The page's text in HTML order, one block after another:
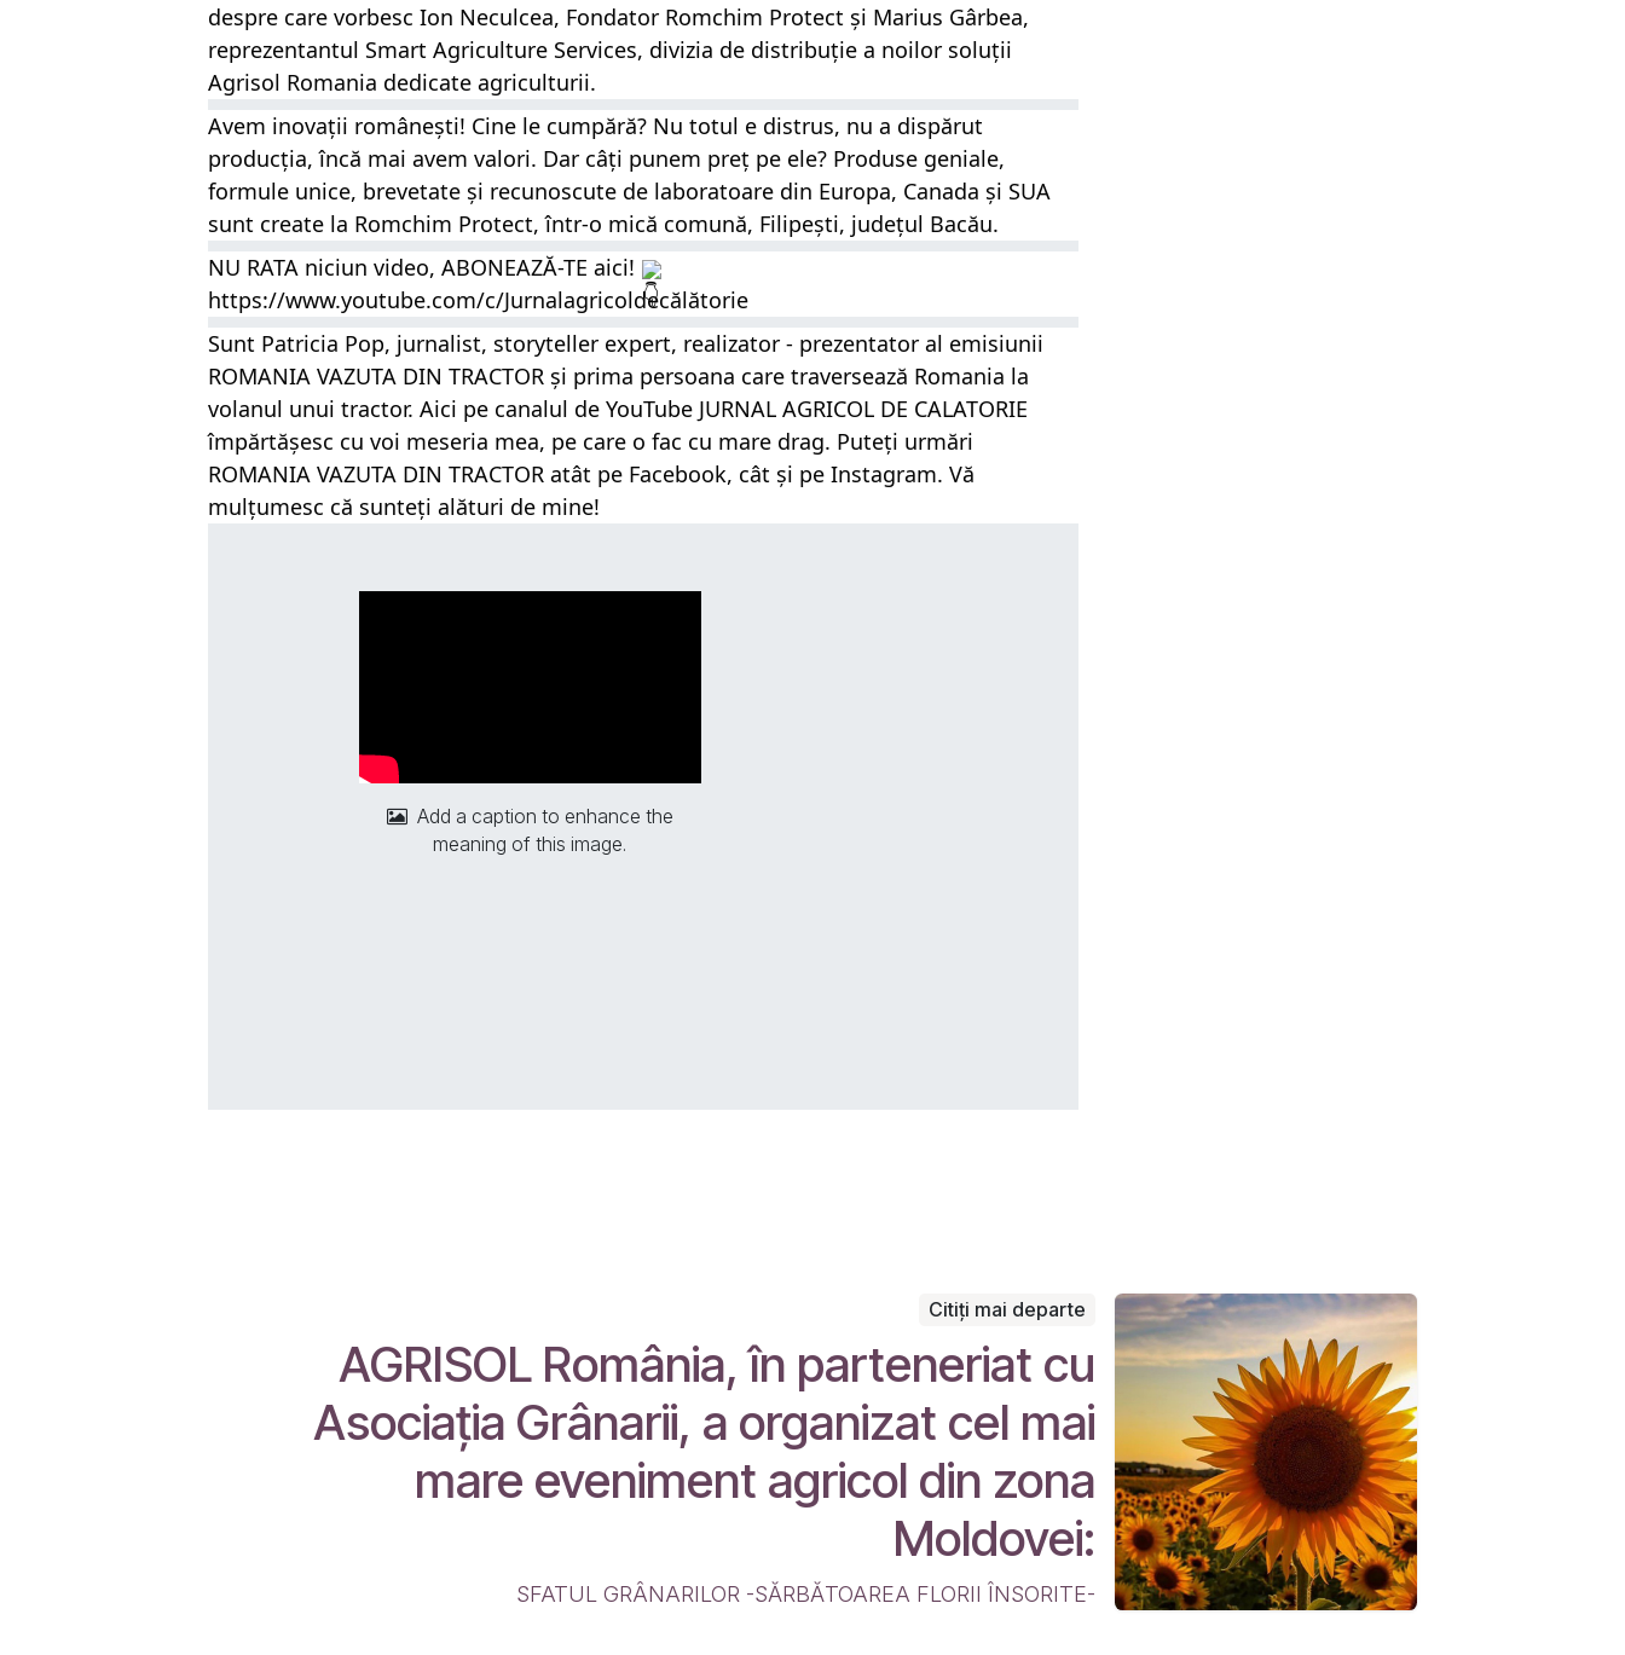
despre care vorbesc Ion Neculcea, Fondator Romchim Protect și Marius Gârbea,
Agrisol Romania dedicate agriculturii.
Avem inovații românești! Cine le cumpără? Nu totul e distrus, nu a dispărut
producția, încă mai avem valori. Dar câți punem preț pe ele? Produse geniale,
formule unice, brevetate și recunoscute de laboratoare din Europa, Canada și SUA
sunt create la Romchim Protect, într-o mică comună, Filipești, județul Bacău.
NU RATA niciun video, ABONEAZĂ-TE aici!
https://www.youtube.com/c/Jurnalagricoldecălătorie
Sunt Patricia Pop, jurnalist, storyteller expert, realizator - prezentator al emisiunii
ROMANIA VAZUTA DIN TRACTOR și prima persoana care traversează Romania la
volanul unui tractor. Aici pe canalul de YouTube JURNAL AGRICOL DE CALATORIE
împărtășesc cu voi meseria mea, pe care o fac cu mare drag. Puteți urmări
ROMANIA VAZUTA DIN TRACTOR atât pe Facebook, cât și pe Instagram. Vă
mulțumesc că sunteți alături de mine!
Add a caption to enhance the
meaning of this image.
Citiți mai departe
AGRISOL România, în parteneriat cu
Asociaţia Grânarii, a organizat cel mai
mare eveniment agricol din zona
Moldovei:
SFATUL GRÂNARILOR -SĂRBĂTOAREA FLORII ÎNSORITE-